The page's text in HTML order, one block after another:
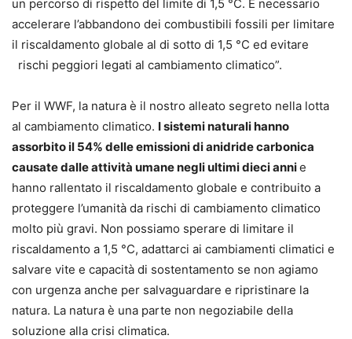
un percorso di rispetto del limite di 1,5 °C. È necessario
accelerare l’abbandono dei combustibili fossili per limitare
il riscaldamento globale al di sotto di 1,5 °C ed evitare
rischi peggiori legati al cambiamento climatico”.
Per il WWF, la natura è il nostro alleato segreto nella lotta
al cambiamento climatico. I sistemi naturali hanno
assorbito il 54% delle emissioni di anidride carbonica
causate dalle attività umane negli ultimi dieci annie
hanno rallentato il riscaldamento globale e contribuito a
proteggere l’umanità da rischi di cambiamento climatico
molto più gravi. Non possiamo sperare di limitare il
riscaldamento a 1,5 °C, adattarci ai cambiamenti climatici e
salvare vite e capacità di sostentamento se non agiamo
con urgenza anche per salvaguardare e ripristinare la
natura. La natura è una parte non negoziabile della
soluzione alla crisi climatica.